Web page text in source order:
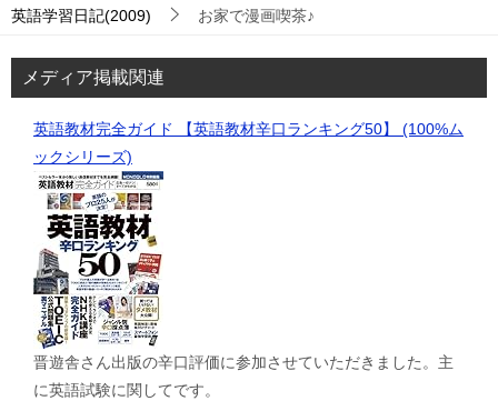
英語学習日記(2009)
お家で漫画喫茶♪
メディア掲載関連
英語教材完全ガイド 【英語教材辛口ランキング50】 (100%ム
ックシリーズ)
晋遊舎さん出版の辛口評価に参加させていただきました。主
に英語試験に関してです。